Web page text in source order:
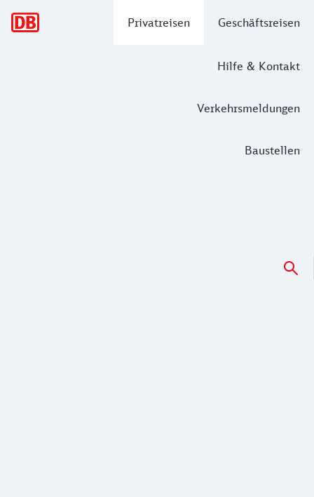
Privatreisen Geschäftsreisen
Hilfe & Kontakt
Verkehrsmeldungen
Baustellen